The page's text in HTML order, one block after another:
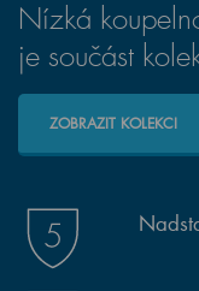
Nízká
je součást
ZOBRAZIT KOLEKCI